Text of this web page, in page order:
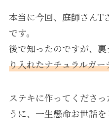
本当に今回、庭師さんT
です。
後で知ったのですが、
り入れたナチュラルガー
ステキに作ってくださ
うに、一生懸命お世話を